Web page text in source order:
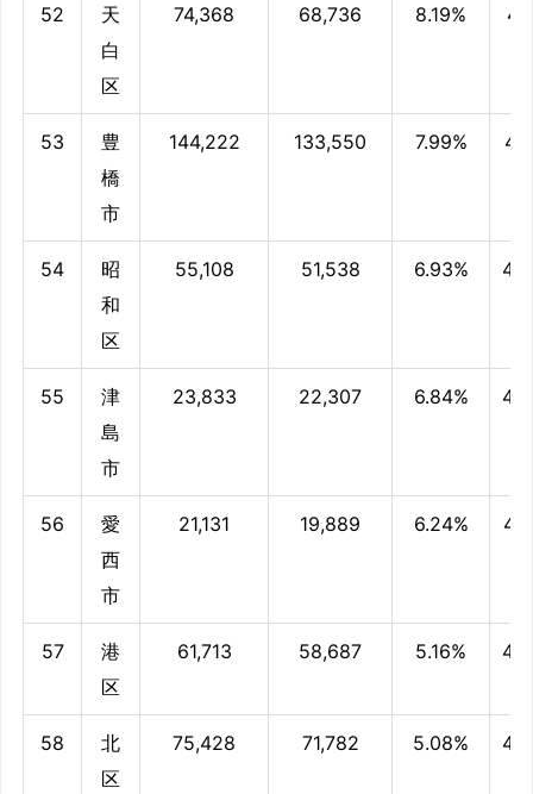
52
天
白
区
74,368 68,736 8.19%
53
豊
橋
市
144,222 133,550 7.99%
54
昭
和
区
55,108 51,538 6.93%
55
津
島
市
23,833 22,307 6.84%
56
愛
西
市
21,131 19,889 6.24%
57
港
区
61,713 58,687 5.16%
58
北
区
75,428 71,782 5.08%